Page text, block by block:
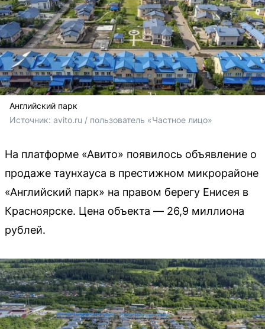
Английский парк
Источник: avito.ru / пользователь «Частное лицо»
На платформе «Авито» появилось объявление о
продаже таунхауса в престижном микрорайоне
«Английский парк» на правом берегу Енисея в
Красноярске. Цена объекта — 26,9 миллиона
рублей.